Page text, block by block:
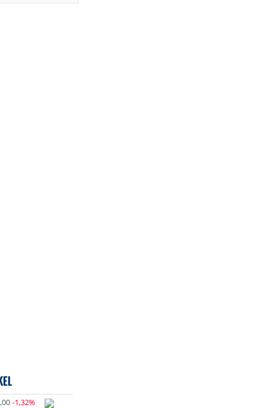
-1,32%